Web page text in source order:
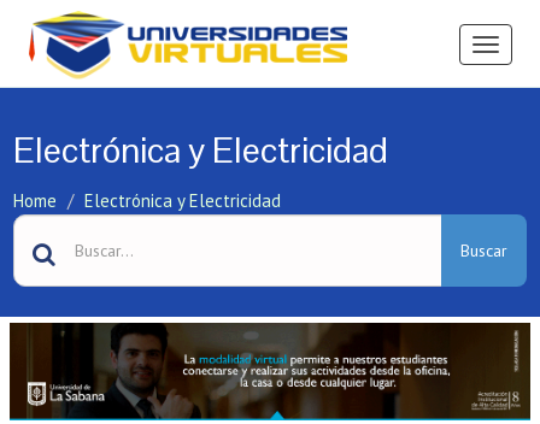
Ver
Electrónica y Electricidad
Home Electrónica y Electricidad
Buscar